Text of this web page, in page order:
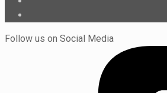
Follow us on Social Media